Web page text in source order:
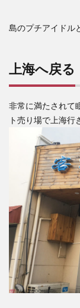
島のプチアイドル
上海へ戻る
非常に満たされて
ト売り場で上海行